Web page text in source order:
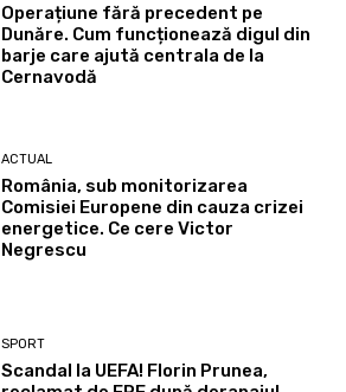
Operațiune fără precedent pe
Dunăre. Cum funcționează digul din
barje care ajută centrala de la
Cernavodă
ACTUAL
România, sub monitorizarea
Comisiei Europene din cauza crizei
energetice. Ce cere Victor
Negrescu
SPORT
Scandal la UEFA! Florin Prunea,